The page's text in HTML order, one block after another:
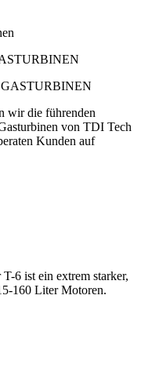
wir die führenden
von TDI Tech
Kunden auf
6 ist ein extrem starker,
160 Liter Motoren.